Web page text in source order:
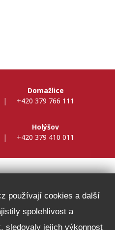
|
Domažlice
+420 379 766 111
|
Holýšov
+420 379 410 011
Škoda
používají cookies a další
spolehlivost a
sledovaly jejich výkonnost